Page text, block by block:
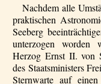
Nachdem alle
praktischen
Seeberg
unterzogen worden
Herzog Ernst II. von
des Staatsministers
Sternwarte auf